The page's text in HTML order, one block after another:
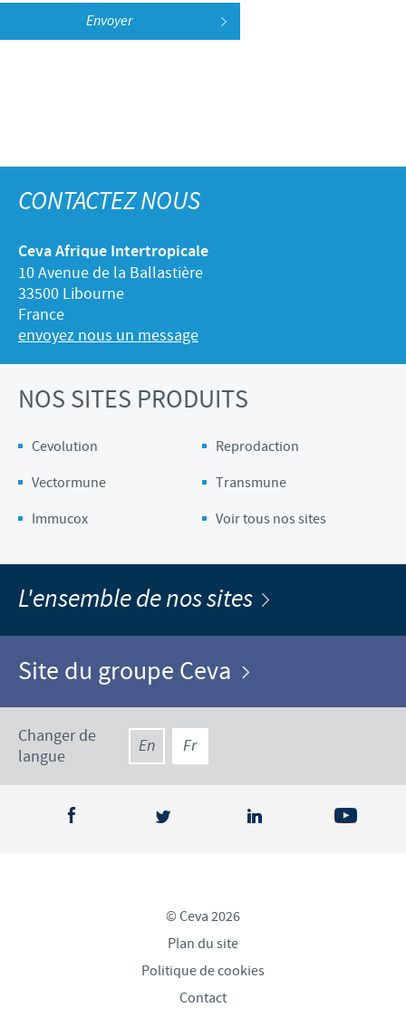
CONTACTEZ NOUS
Ceva Afrique Intertropicale
10 Avenue de la Ballastière
33500 Libourne
France
envoyez nous un message
NOS SITES PRODUITS
Cevolution
Reprodaction
Vectormune
Transmune
Immucox
Voir tous nos sites
L'ensemble de nos sites
Site du groupe Ceva
Changer de
langue
En Fr
© Ceva 2026
Plan du site
Politique de cookies
Contact